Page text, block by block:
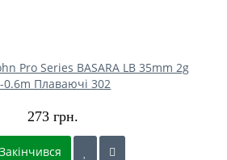
Pro Series BASARA LB 35mm 2g
0.6m Плаваючі 302
273 грн.
Закінчився